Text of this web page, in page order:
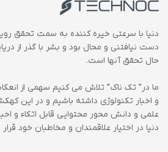
دنیا با سرعتی خیره کننده به سمت تحقق
دست نیافتنی و محال بود و بشر با گذر از
حال تحقق آنها است.
ما در” تک ناک” تلاش می کنیم سهمی از
و اخبار تکنولوژی داشته باشیم و در این
علمی و دانش محور محتوایی قابل اتکاء و
دنیا در اختیار علاقمندان و مخاطبان خود